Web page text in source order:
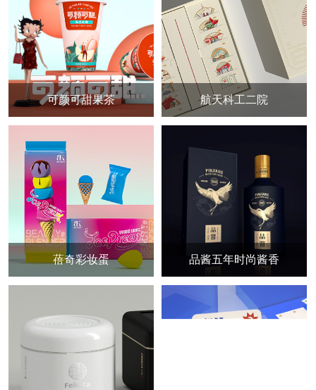
可颜可甜果茶 航天科工二院
蓓奇彩妆蛋 品酱五年时尚酱香